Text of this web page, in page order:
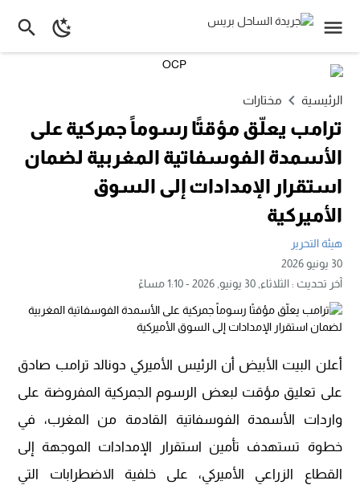
الرئيسية مختارات
ترامب يعلّق مؤقتًا رسوماً جمركية على
الأسمدة الفوسفاتية المغربية لضمان
استقرار الإمدادات إلى السوق
الأميركية
هيئة التحرير
30 يونيو 2026
آخر تحديث :الثلاثاء, 30 يونيو, 2026 - 1:10 مساءً
أعلن البيت الأبيض أن الرئيس الأميركي دونالد ترامب صادق
على تعليق مؤقت لبعض الرسوم الجمركية المفروضة على
واردات الأسمدة الفوسفاتية القادمة من المغرب، في
خطوة تستهدف تأمين استقرار الإمدادات الموجهة إلى
القطاع الزراعي الأميركي، على خلفية الاضطرابات التي